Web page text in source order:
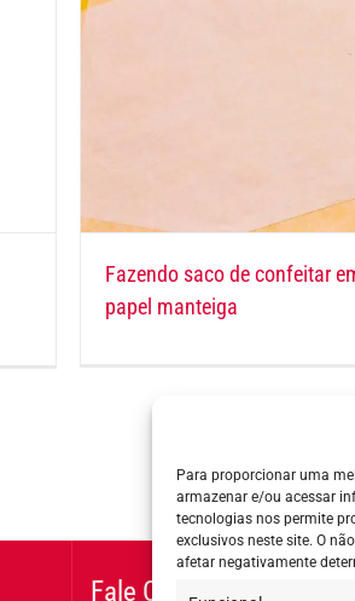
Para proporcionar uma
armazenar e/ou acessar
tecnologias nos permite
exclusivos neste site. O
afetar negativamente
Fazendo saco de confeitar
papel manteiga
Fale Conosco